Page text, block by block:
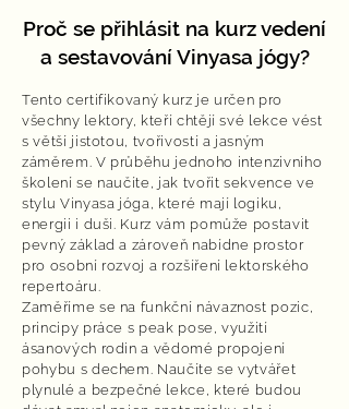
Proč se přihlásit na kurz vedení
a sestavování Vinyasa jógy?
Tento certifikovaný kurz je určen pro
všechny lektory, kteří chtějí své lekce vést
s větší jistotou, tvořivostí a jasným
záměrem. V průběhu jednoho intenzivního
školení se naučíte, jak tvořit sekvence ve
stylu Vinyasa jóga, které mají logiku,
energii i duši. Kurz vám pomůže postavit
pevný základ a zároveň nabídne prostor
pro osobní rozvoj a rozšíření lektorského
repertoáru.
Zaměříme se na funkční návaznost pozic,
principy práce s peak pose, využití
ásanových rodin a vědomé propojení
pohybu s dechem. Naučíte se vytvářet
plynulé a bezpečné lekce, které budou